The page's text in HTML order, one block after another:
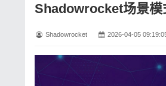
Shadowrocket场景模
Shadowrocket 2026-04-05